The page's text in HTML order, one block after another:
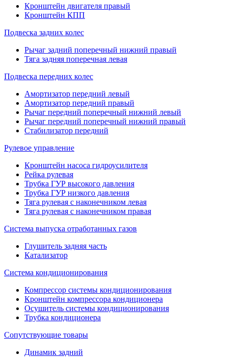
Кронштейн двигателя правый
Кронштейн КПП
Подвеска задних колес
Рычаг задний поперечный нижний правый
Тяга задняя поперечная левая
Подвеска передних колес
Амортизатор передний левый
Амортизатор передний правый
Рычаг передний поперечный нижний левый
Рычаг передний поперечный нижний правый
Стабилизатор передний
Рулевое управление
Кронштейн насоса гидроусилителя
Рейка рулевая
Трубка ГУР высокого давления
Трубка ГУР низкого давления
Тяга рулевая с наконечником левая
Тяга рулевая с наконечником правая
Система выпуска отработанных газов
Глушитель задняя часть
Катализатор
Система кондиционирования
Компрессор системы кондиционирования
Кронштейн компрессора кондиционера
Осушитель системы кондиционирования
Трубка кондиционера
Сопутствующие товары
Динамик задний